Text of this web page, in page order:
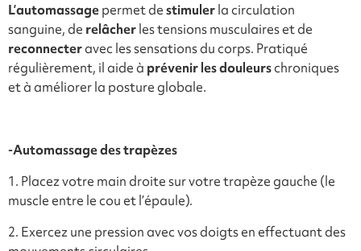
L’automassagepermet destimulerla circulation
sanguine, de relâcherles tensions musculaires et de
reconnecteravec les sensations du corps. Pratiqué
régulièrement, il aide à prévenir les douleurschroniques
et à améliorer la posture globale.
-Automassage des trapèzes
1. Placez votre main droite sur votre trapèze gauche (le
muscle entre le cou et l’épaule).
2. Exercez une pression avec vos doigts en effectuant des